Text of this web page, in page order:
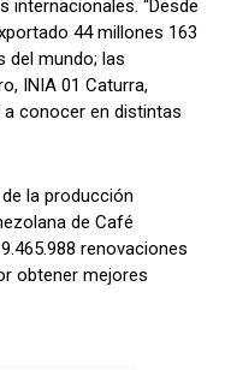
internacionales. “Desde
44 millones 163
del mundo; las
INIA 01 Caturra,
a conocer en distintas
la producción
de Café
renovaciones
obtener mejores